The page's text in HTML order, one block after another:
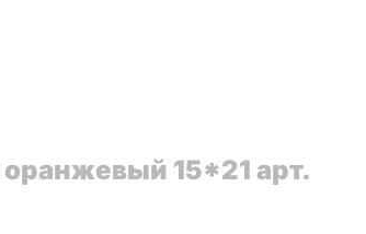
оранжевый 15*21 арт.